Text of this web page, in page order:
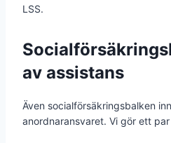
LSS.
av assistans
Även socialförsäkringsbalken
anordnaransvaret. Vi gör ett